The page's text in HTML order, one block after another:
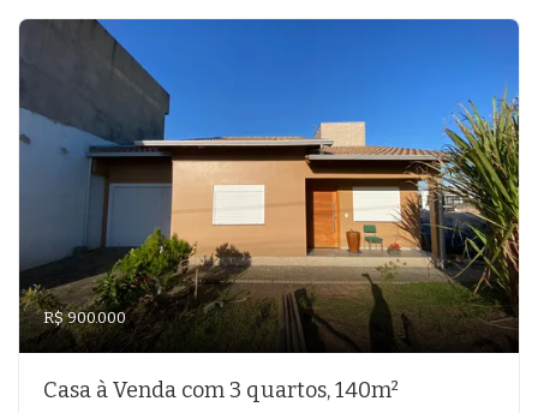
R$ 900.000
Casa à Venda com 3 quartos, 140m²